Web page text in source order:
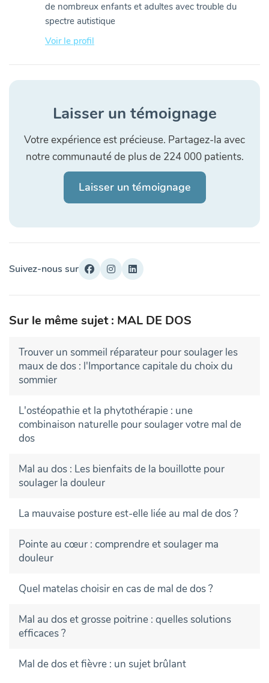
de nombreux enfants et adultes avec trouble du
spectre autistique
Voir le profil
Laisser un témoignage
Votre expérience est précieuse. Partagez-la avec
notre communauté de plus de 224 000 patients.
Laisser un témoignage
Suivez-nous sur
Sur le même sujet : MAL DE DOS
Trouver un sommeil réparateur pour soulager les
maux de dos : l'Importance capitale du choix du
sommier
L'ostéopathie et la phytothérapie : une
combinaison naturelle pour soulager votre mal de
dos
Mal au dos : Les bienfaits de la bouillotte pour
soulager la douleur
La mauvaise posture est-elle liée au mal de dos ?
Pointe au cœur : comprendre et soulager ma
douleur
Quel matelas choisir en cas de mal de dos ?
Mal au dos et grosse poitrine : quelles solutions
efficaces ?
Mal de dos et fièvre : un sujet brûlant